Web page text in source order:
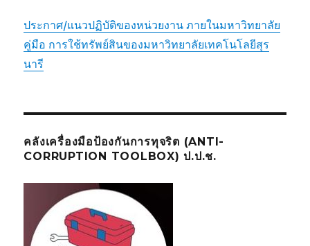
ประกาศ/แนวปฏิบัติของหน่วยงาน ภายในมหาวิทยาลัย
คู่มือ การใช้ทรัพย์สินของมหาวิทยาลัยเทคโนโลยีสุร
นารี
คลังเครื่องมือป้องกันการทุจริต (ANTI-
CORRUPTION TOOLBOX) ป.ป.ช.